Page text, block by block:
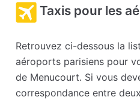
Taxis pour les
Retrouvez ci-dessous la
aéroports parisiens pour
de Menucourt. Si vous
correspondance entre